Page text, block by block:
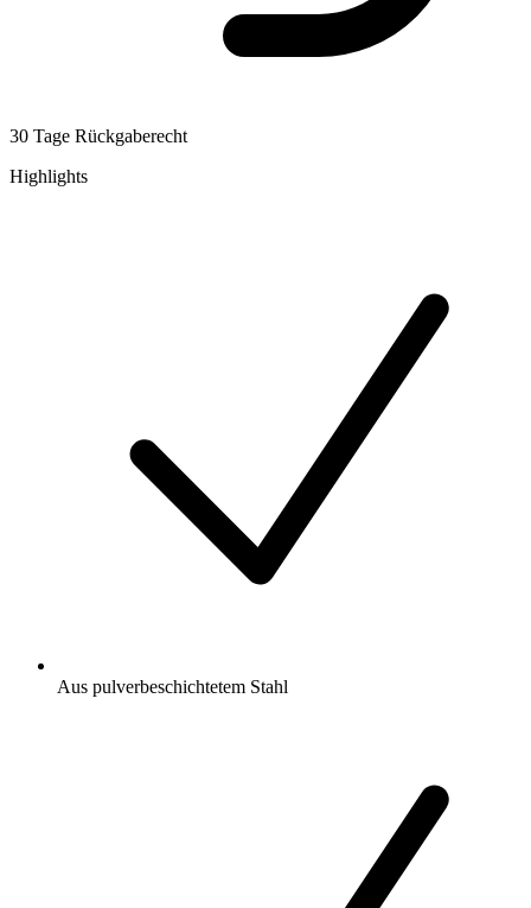
30 Tage Rückgaberecht
Highlights
Aus pulverbeschichtetem Stahl